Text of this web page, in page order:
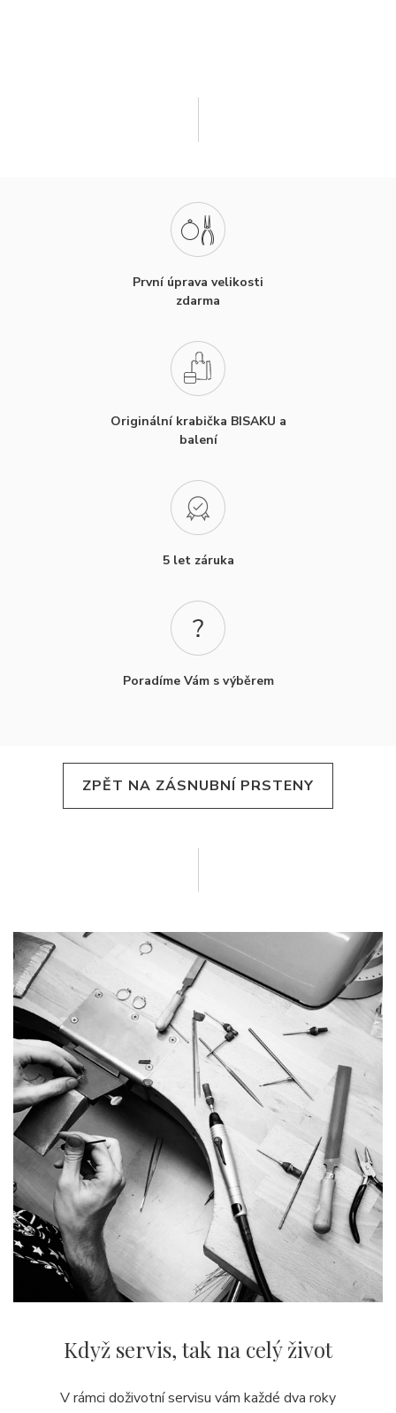
První úprava velikosti
zdarma
Originální krabička BISAKU a
balení
5 let záruka
Poradíme Vám s výběrem
ZPĚT NA ZÁSNUBNÍ PRSTENY
Když servis,tak na celý život
V rámci doživotní servisu vám každé dva roky